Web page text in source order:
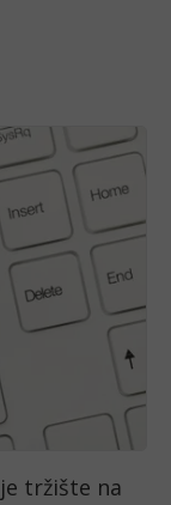
tržište na